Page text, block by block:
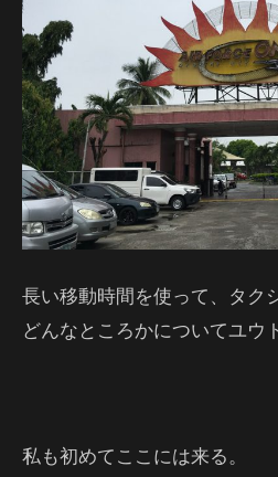
長い移動時間を使って、タク
どんなところかについてユウ
私も初めてここには来る。